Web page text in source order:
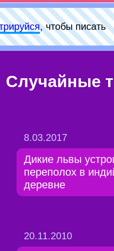
, чтобы писать
Случайные
8.03.2017
Дикие львы
переполох в
деревне
20.11.2010